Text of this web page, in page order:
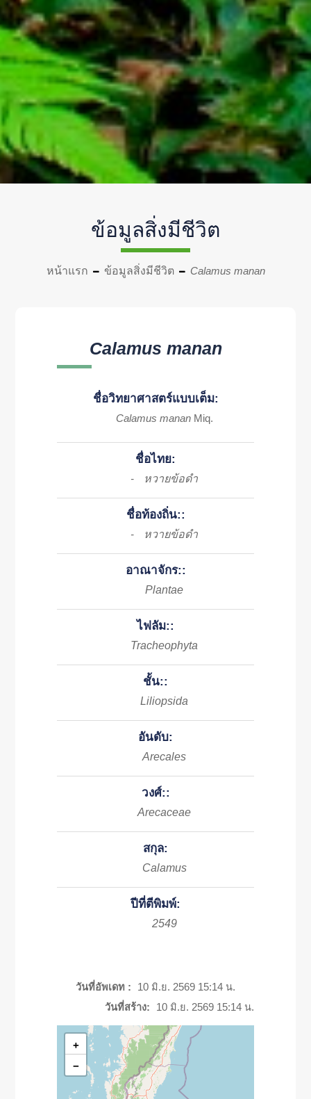
ข้อมูลสิ่งมีชีวิต
หน้าแรก ข้อมูลสิ่งมีชีวิต Calamus manan
Calamus manan
ชื่อวิทยาศาสตร์แบบเต็ม:
Calamus manan Miq.
ชื่อไทย:
- หวายข้อดำ
ชื่อท้องถิ่น::
- หวายข้อดำ
อาณาจักร::
Plantae
ไฟลัม::
Tracheophyta
ชั้น::
Liliopsida
อันดับ:
Arecales
วงศ์::
Arecaceae
สกุล:
Calamus
ปีที่ตีพิมพ์:
2549
วันที่อัพเดท :
10 มิ.ย. 2569 15:14 น.
วันที่สร้าง:
10 มิ.ย. 2569 15:14 น.
+
−